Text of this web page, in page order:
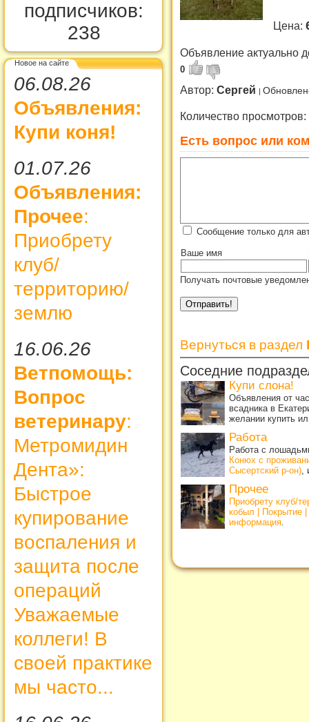
подписчиков:
238
Новое на сайте
06.08.26
Объявления:
Купи коня!
01.07.26
Объявления:
Прочее:
Приобрету
клуб/
территорию/
землю
16.06.26
Ветпомощь:
Вопрос
ветеринару:
Метромидин
Дента»:
Быстрое
купирование
воспаления и
защита после
операций
Уважаемые
коллеги! В
своей практике
мы часто...
Цена:
Объявление актуально
0
Автор: Сергей
Количество просмотров:
Есть вопрос или
Сообщение только для
Ваше имя
Получать почтовые
Вернуться в раздел
Соседние
Купи слона!
Объявления от
всадника в
желании купить
Работа
Работа с
Конюх с
Сысертский р-он)
Прочее
Приобрету клуб/
кобыл | Покрытие
информация